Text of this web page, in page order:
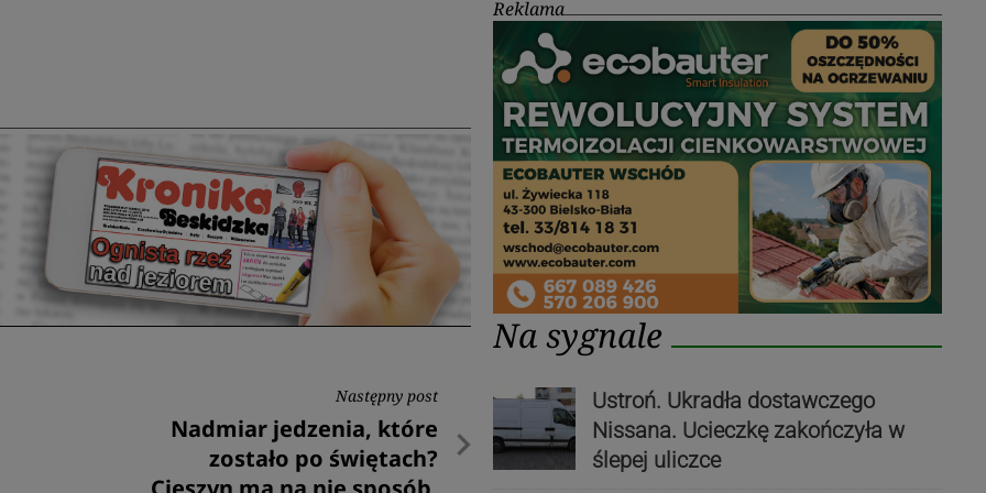
Następny post
Następny
post
Nadmiar jedzenia, które
zostało po świętach?
Reklama
Na sygnale
Ustroń. Ukradła dostawczego
Nissana. Ucieczkę zakończyła w
ślepej uliczce